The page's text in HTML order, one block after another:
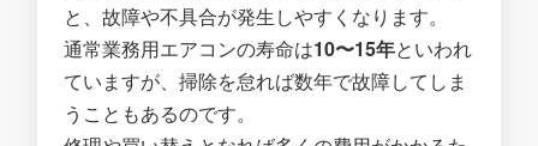
と、故障や不具合が発生しやすくなります。
通常業務用エアコンの寿命は10〜15年といわれ
ていますが、掃除を怠れば数年で故障してしま
うこともあるのです。